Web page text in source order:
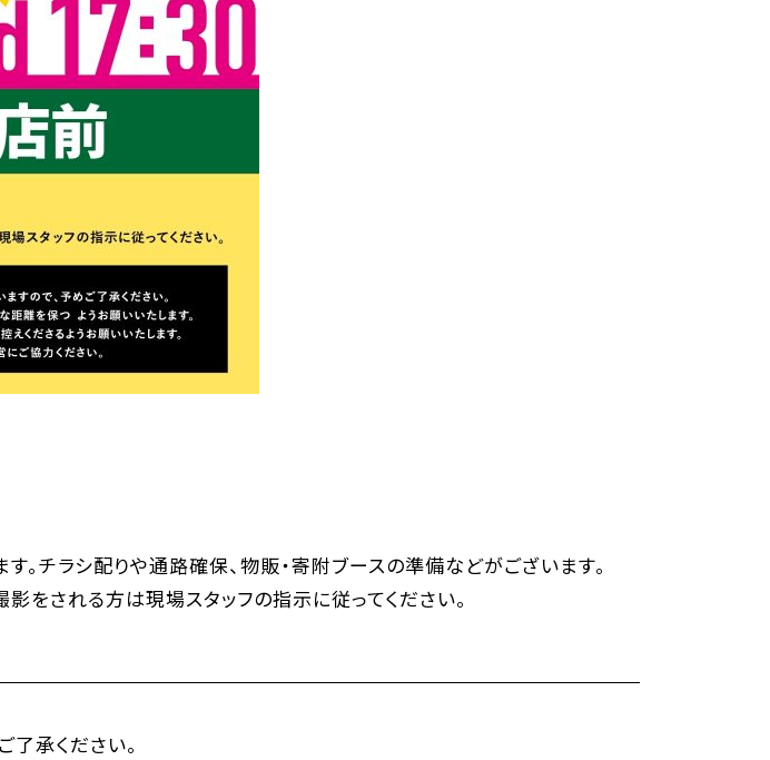
チラシ配りや通路確保、物販・寄附ブースの準備などがございます。
をされる方は現場スタッフの指示に従ってください。
承ください。